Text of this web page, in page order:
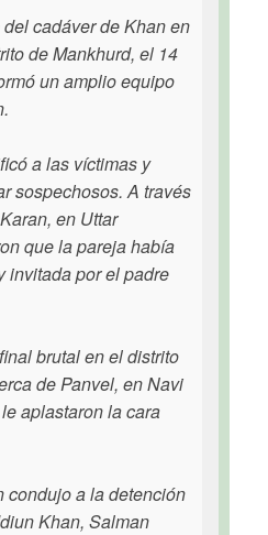
cadáver de Khan en
de Mankhurd, el 14
un amplio equipo
a las víctimas y
sospechosos. A través
en Uttar
que la pareja había
invitada por el padre
brutal en el distrito
de Panvel, en Navi
aplastaron la cara
condujo a la detención
Khan, Salman